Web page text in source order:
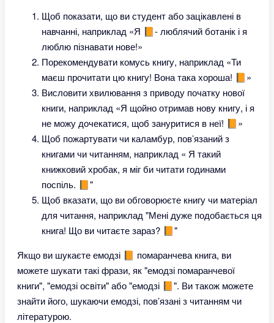
Щоб показати, що ви студент або зацікавлені в
навчанні, наприклад «Я 📙- люблячий ботанік і я
люблю пізнавати нове!»
Порекомендувати комусь книгу, наприклад «Ти
маєш прочитати цю книгу! Вона така хороша! 📙»
Висловити хвилювання з приводу початку нової
книги, наприклад «Я щойно отримав нову книгу, і я
не можу дочекатися, щоб зануритися в неї! 📙»
Щоб пожартувати чи каламбур, пов’язаний з
книгами чи читанням, наприклад « Я такий
книжковий хробак, я міг би читати годинами
поспіль. 📙"
Щоб вказати, що ви обговорюєте книгу чи матеріал
для читання, наприклад "Мені дуже подобається ця
книга! Що ви читаєте зараз? 📙"
Якщо ви шукаєте емодзі 📙 помаранчева книга, ви
можете шукати такі фрази, як "емодзі помаранчевої
книги", "емодзі освіти" або "емодзі 📙". Ви також можете
знайти його, шукаючи емодзі, пов’язані з читанням чи
літературою.